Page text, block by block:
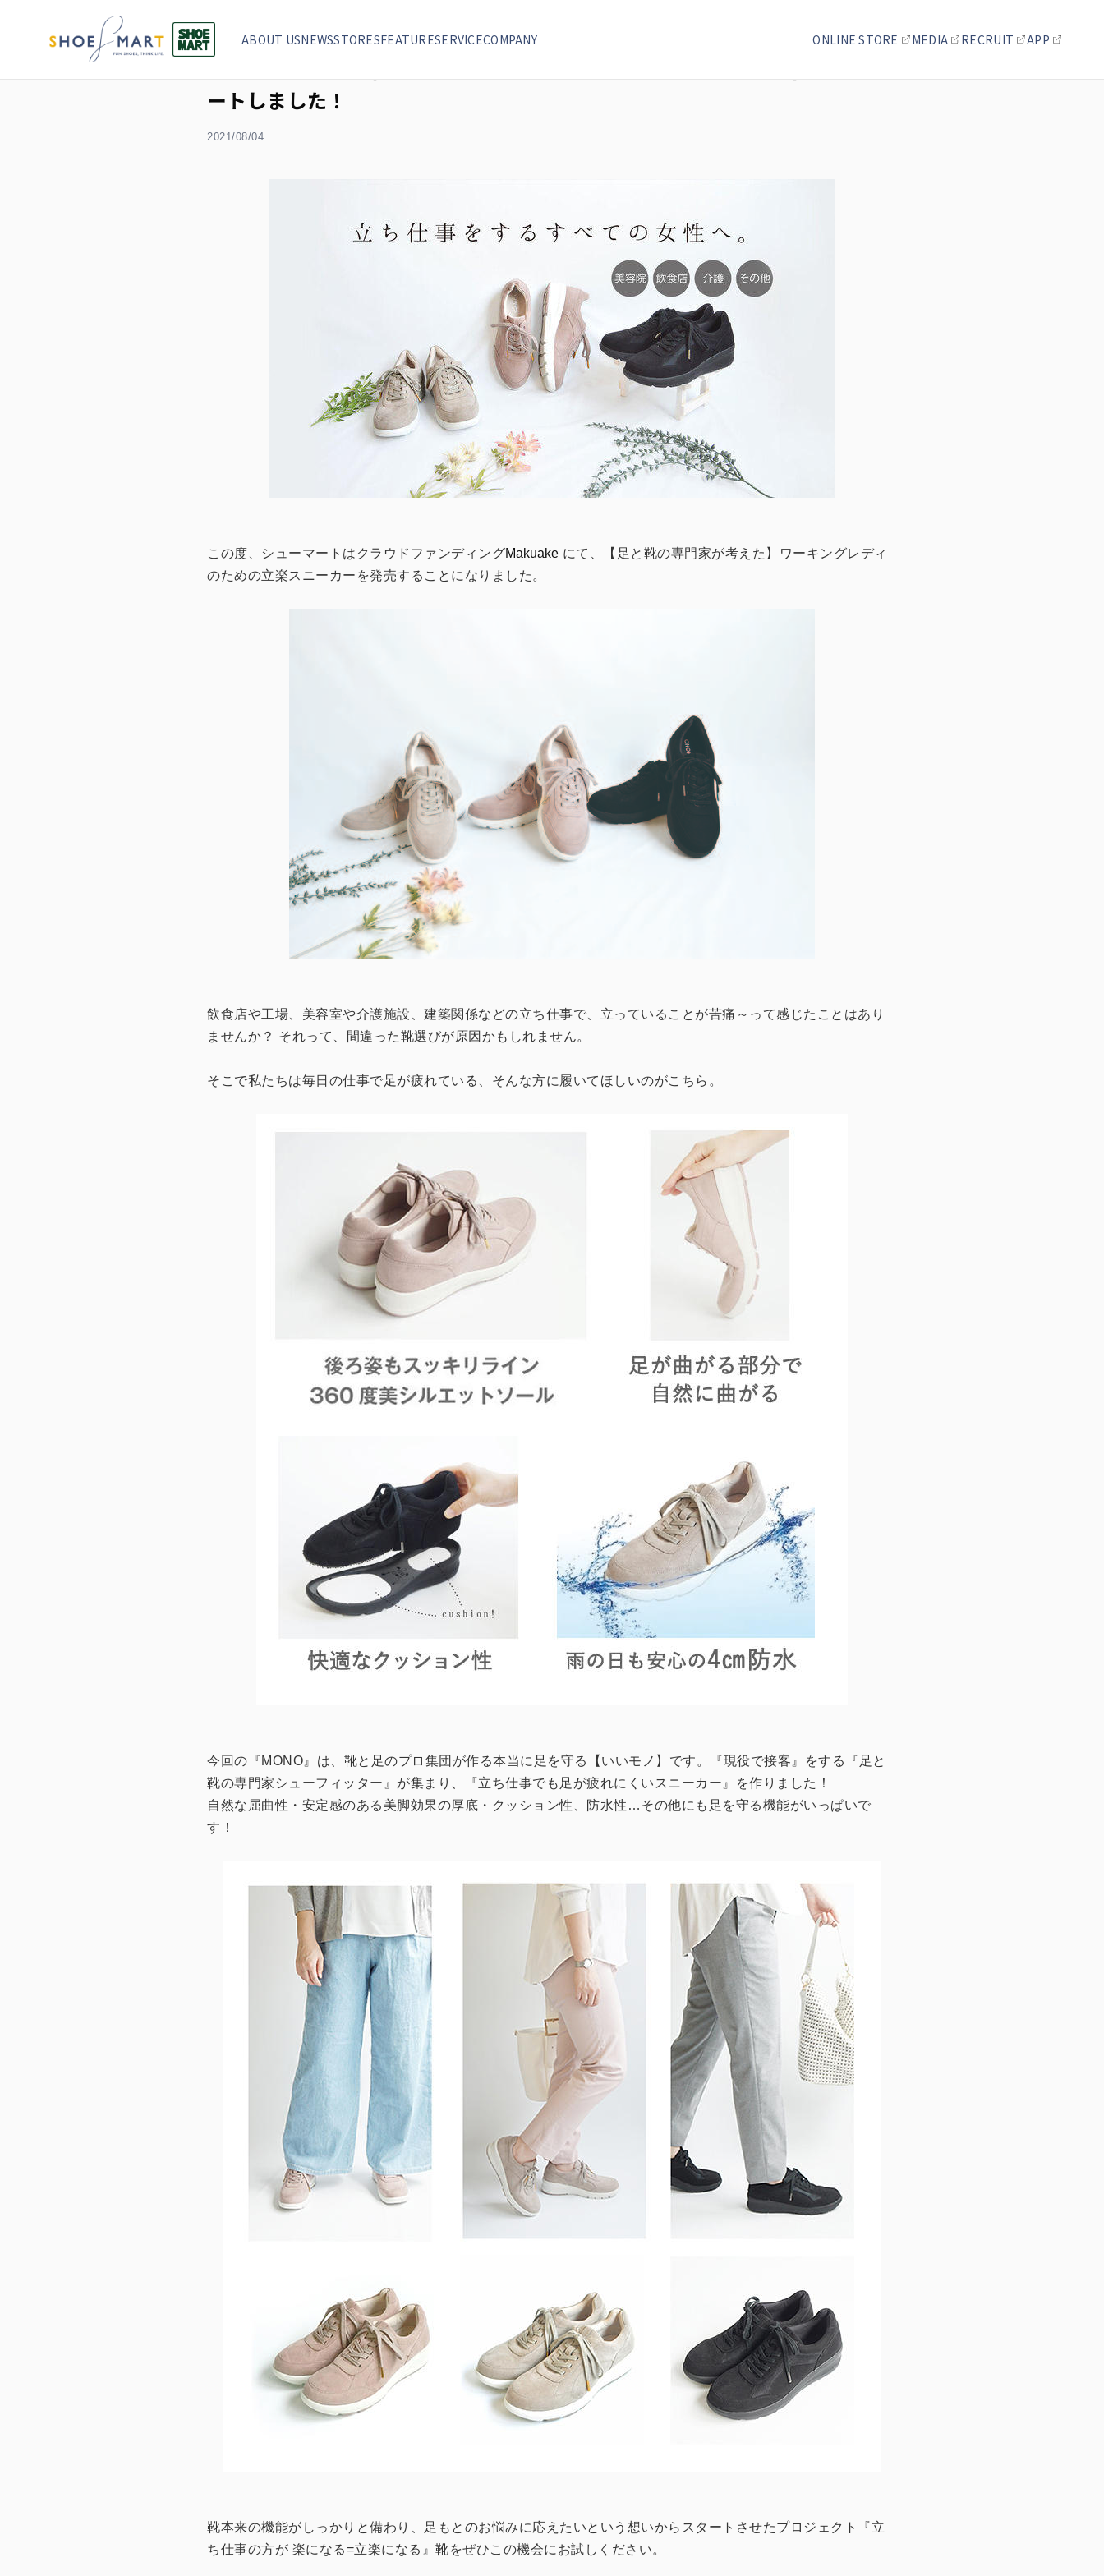
ABOUT USNEWSSTORESFEATURESERVICECOMPANY ONLINE STORE MEDIA RECRUIT APP
TOP
2021/08/04
ートしました！
この度、シューマートはクラウドファンディングMakuake にて、【足と靴の専門家が考えた】ワーキングレディ
のための立楽スニーカーを発売することになりました。
飲食店や工場、美容室や介護施設、建築関係などの立ち仕事で、立っていることが苦痛～って感じたことはあり
ませんか？ それって、間違った靴選びが原因かもしれません。
そこで私たちは毎日の仕事で足が疲れている、そんな方に履いてほしいのがこちら。
今回の『MONO』は、靴と足のプロ集団が作る本当に足を守る【いいモノ】です。『現役で接客』をする『足と
靴の専門家シューフィッター』が集まり、『立ち仕事でも足が疲れにくいスニーカー』を作りました！
自然な屈曲性・安定感のある美脚効果の厚底・クッション性、防水性…その他にも足を守る機能がいっぱいで
す！
靴本来の機能がしっかりと備わり、足もとのお悩みに応えたいという想いからスタートさせたプロジェクト『立
ち仕事の方が 楽になる=立楽になる』靴をぜひこの機会にお試しください。